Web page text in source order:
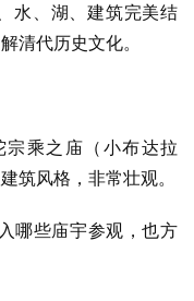
、湖、建筑完美结
清代历史文化。
乘之庙（小布达拉
筑风格，非常壮观。
些庙宇参观，也方